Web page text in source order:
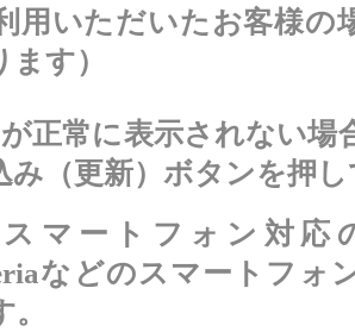
用いただいたお客様の
す）
正常に表示されない場
み（更新）ボタンを押
スマートフォン対応
などのスマートフォ